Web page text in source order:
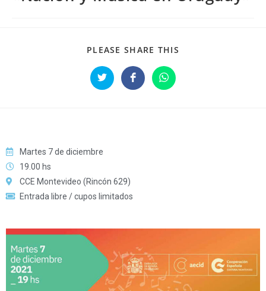
PLEASE SHARE THIS
Martes 7 de diciembre
19.00 hs
CCE Montevideo (Rincón 629)
Entrada libre / cupos limitados